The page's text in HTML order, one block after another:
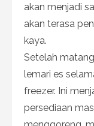
akan menjadi
akan terasa
kaya.
Setelah
lemari es
freezer. Ini
persediaan